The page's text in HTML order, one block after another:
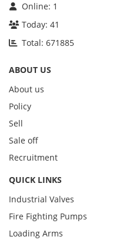
Online: 1
Today: 41
Total: 671885
ABOUT US
About us
Policy
Sell
Sale off
Recruitment
QUICK LINKS
Industrial Valves
Fire Fighting Pumps
Loading Arms